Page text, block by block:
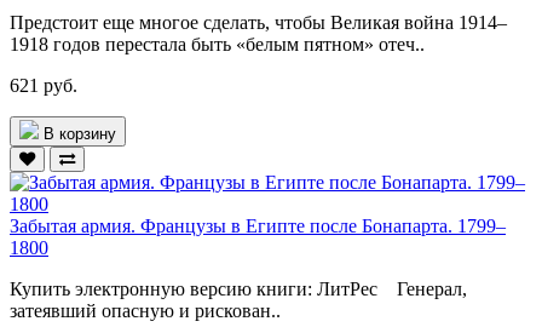
Предстоит еще многое сделать, чтобы Великая война 1914–
1918 годов перестала быть «белым пятном» отеч..
621 руб.
В корзину
Забытая армия. Французы в Египте после Бонапарта. 1799–
1800
Купить электронную версию книги: ЛитРес Генерал,
затеявший опасную и рискован..